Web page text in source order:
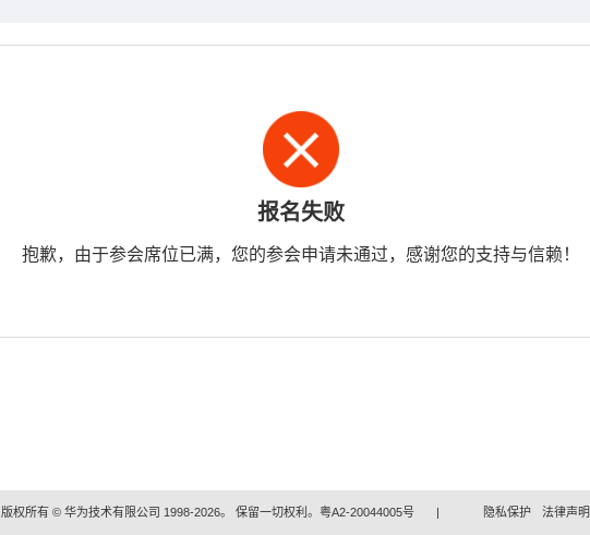
报名失败
抱歉，由于参会席位已满，您的参会申请未通过，感谢您的支持与信赖！
版权所有 © 华为技术有限公司 1998-2026。 保留一切权利。粤A2-20044005号 | 隐私保护 法律声明